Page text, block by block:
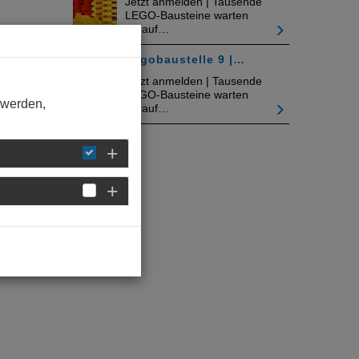
LEGO-Bausteine warten
darauf…
Legobaustelle 9 |…
Jetzt anmelden | Tausende
LEGO-Bausteine warten
darauf…